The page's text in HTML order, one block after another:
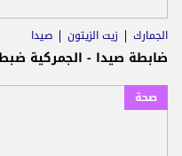
الجمارك زيت الزيتون صيدا
ضابطة صيدا - الجمركية
صحة